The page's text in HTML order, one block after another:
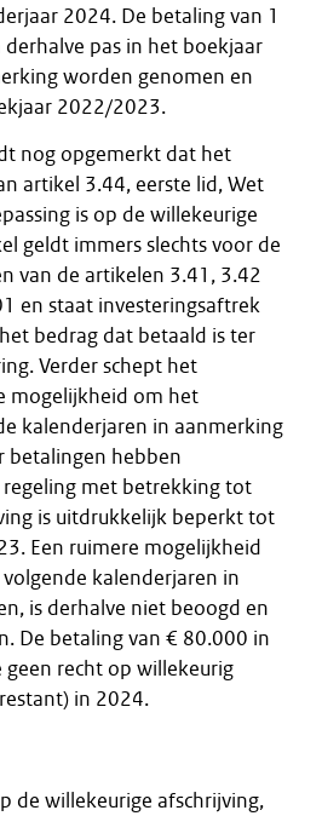
2024. De betaling van 1
pas in het boekjaar
worden genomen en
2022/2023.
nog opgemerkt dat het
artikel 3.44, eerste lid, Wet
is op de willekeurige
geldt immers slechts voor de
van de artikelen 3.41, 3.42
en staat investeringsaftrek
bedrag dat betaald is ter
Verder schept het
mogelijkheid om het
kalenderjaren in aanmerking
betalingen hebben
regeling met betrekking tot
is uitdrukkelijk beperkt tot
Een ruimere mogelijkheid
kalenderjaren in
is derhalve niet beoogd en
De betaling van € 80.000 in
recht op willekeurig
in 2024.
de willekeurige afschrijving,